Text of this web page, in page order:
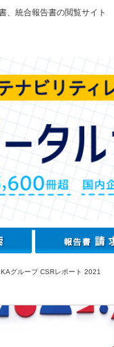
、統合報告書の閲覧サイト
グループ CSRレポート 2021